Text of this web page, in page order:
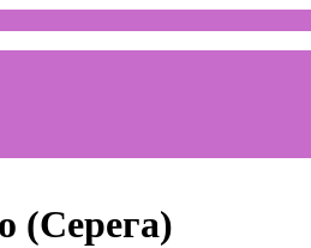
(Серега)